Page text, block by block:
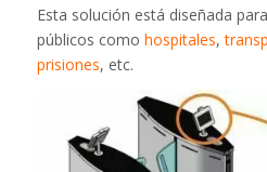
Esta solución está diseñada
públicos como hospitales,
prisiones, etc.